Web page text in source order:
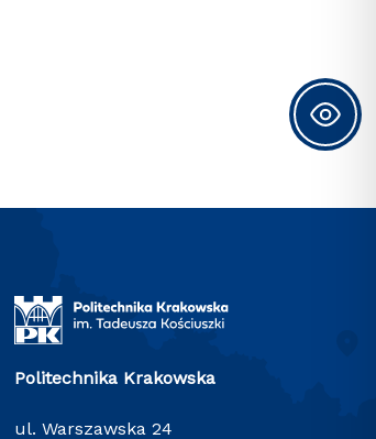
Politechnika Krakowska
ul. Warszawska 24